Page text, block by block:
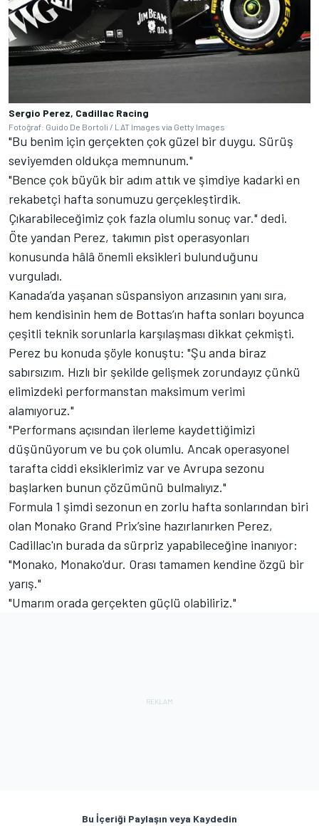
Sergio Perez, Cadillac Racing
Fotoğraf: Guido De Bortoli / LAT Images via Getty Images
"Bu benim için gerçekten çok güzel bir duygu. Sürüş
seviyemden oldukça memnunum."
"Bence çok büyük bir adım attık ve şimdiye kadarki en
rekabetçi hafta sonumuzu gerçekleştirdik.
Çıkarabileceğimiz çok fazla olumlu sonuç var." dedi.
Öte yandan Perez, takımın pist operasyonları
konusunda hâlâ önemli eksikleri bulunduğunu
vurguladı.
Kanada’da yaşanan süspansiyon arızasının yanı sıra,
hem kendisinin hem de Bottas’ın hafta sonları boyunca
çeşitli teknik sorunlarla karşılaşması dikkat çekmişti.
Perez bu konuda şöyle konuştu: "Şu anda biraz
sabırsızım. Hızlı bir şekilde gelişmek zorundayız çünkü
elimizdeki performanstan maksimum verimi
alamıyoruz."
"Performans açısından ilerleme kaydettiğimizi
düşünüyorum ve bu çok olumlu. Ancak operasyonel
tarafta ciddi eksiklerimiz var ve Avrupa sezonu
başlarken bunun çözümünü bulmalıyız."
Formula 1 şimdi sezonun en zorlu hafta sonlarından biri
olan Monako Grand Prix’sine hazırlanırken Perez,
Cadillac'ın burada da sürpriz yapabileceğine inanıyor:
"Monako, Monako'dur. Orası tamamen kendine özgü bir
yarış."
"Umarım orada gerçekten güçlü olabiliriz."
Bu İçeriği Paylaşın veya Kaydedin